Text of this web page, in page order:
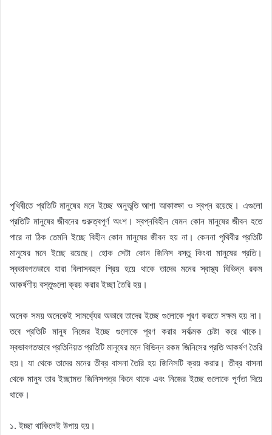
পৃথিবীতে প্রতিটি মানুষের মনে ইচ্ছে অনুভূতি আশা আকাঙ্ক্ষা ও স্বপ্ন রয়েছে। এগুলো
প্রতিটি মানুষের জীবনের গুরুত্বপূর্ণ অংশ। স্বপ্নবিহীন যেমন কোন মানুষের জীবন হতে
পারে না ঠিক তেমনি ইচ্ছে বিহীন কোন মানুষের জীবন হয় না। কেননা পৃথিবীর প্রতিটি
মানুষের মনে ইচ্ছে রয়েছে। হোক সেটা কোন জিনিস বস্তু কিংবা মানুষের প্রতি।
স্বভাবগতভাবে যারা বিলাসবহুল প্রিয় হয়ে থাকে তাদের মনের স্বাস্থ্য বিভিন্ন রকম
আকর্ষণীয় বস্তুগুলো ক্রয় করার ইচ্ছা তৈরি হয়।
অনেক সময় অনেকেই সামর্থ্যের অভাবে তাদের ইচ্ছে গুলোকে পূরণ করতে সক্ষম হয় না।
তবে প্রতিটি মানুষ নিজের ইচ্ছে গুলোকে পূরণ করার সর্বাত্মক চেষ্টা করে থাকে।
স্বভাবগতভাবে প্রতিনিয়ত প্রতিটি মানুষের মনে বিভিন্ন রকম জিনিসের প্রতি আকর্ষণ তৈরি
হয়। যা থেকে তাদের মনের তীব্র বাসনা তৈরি হয় জিনিসটি ক্রয় করার। তীব্র বাসনা
থেকে মানুষ তার ইচ্ছামত জিনিসপত্র কিনে থাকে এবং নিজের ইচ্ছে গুলোকে পূর্ণতা দিয়ে
থাকে।
১. ইচ্ছা থাকিলেই উপায় হয়।